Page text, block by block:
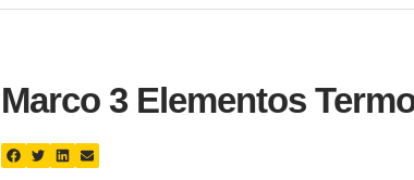
Marco 3 Elementos